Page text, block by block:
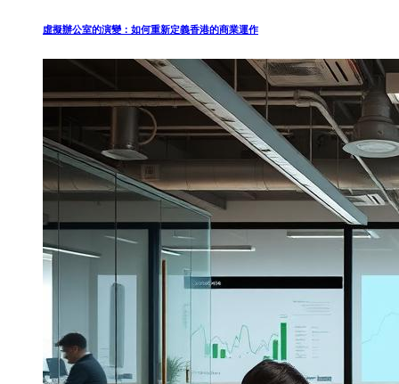
虛擬辦公室的演變：如何重新定義香港的商業運作